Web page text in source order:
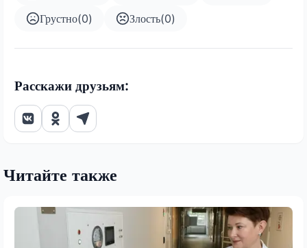
Грустно(0) Злость(0)
Расскажи друзьям:
Читайте также